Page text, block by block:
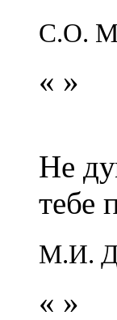
С.О.
« »
Не
тебе
М.И.
« »